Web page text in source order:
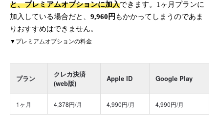
と、プレミアムオプションに加入できます。1ヶ月プランに
加入している場合だと、 9,960円 もかかってしまうのであま
りおすすめはできません。
▼プレミアムオプションの料金
プラン
クレカ決済
(web版)
Apple ID Google Play
1ヶ月 4,378円/月 4,990円/月 4,990円/月